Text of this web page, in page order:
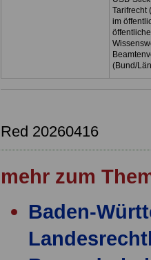
Tarifrecht
im
(Bund/
Red 20260416
mehr zum
Baden-